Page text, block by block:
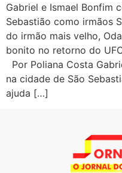
Gabriel e Ismael Bonfim
Sebastião como irmãos
do irmão mais velho,
bonito no retorno do
Por Poliana Costa
na cidade de São
ajuda […]